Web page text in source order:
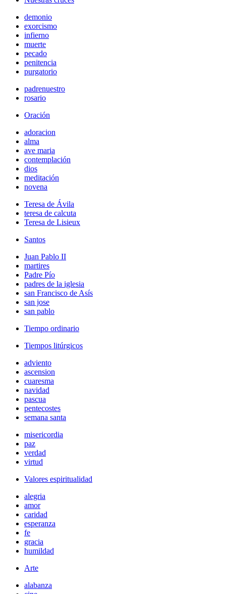
demonio
exorcismo
infierno
muerte
pecado
penitencia
purgatorio
padrenuestro
rosario
Oración
adoracion
alma
ave maria
contemplación
dios
meditación
novena
Teresa de Ávila
teresa de calcuta
Teresa de Lisieux
Santos
Juan Pablo II
martires
Padre Pío
padres de la iglesia
san Francisco de Asís
san jose
san pablo
Tiempo ordinario
Tiempos litúrgicos
adviento
ascension
cuaresma
navidad
pascua
pentecostes
semana santa
misericordia
paz
verdad
virtud
Valores espiritualidad
alegria
amor
caridad
esperanza
fe
gracia
humildad
Arte
alabanza